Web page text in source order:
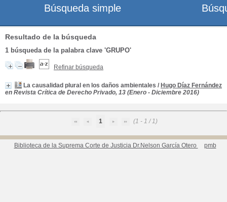
Resultado de la búsqueda
1 búsqueda de la palabra clave 'GRUPO'
Refinar búsqueda
La causalidad plural en los daños ambientales / Hugo Díaz Fernández
en Revista Crítica de Derecho Privado, 13 (Enero - Diciembre 2016)
1 (1 - 1 / 1)
Biblioteca de la Suprema Corte de Justicia Dr.Nelson García Otero pmb
Búsqueda simple